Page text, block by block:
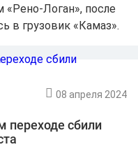
Логан», после
в грузовик «Камаз».
08 апреля 2024
переходе сбили